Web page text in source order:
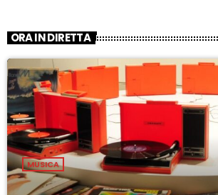
ORA IN DIRETTA
MUSICA